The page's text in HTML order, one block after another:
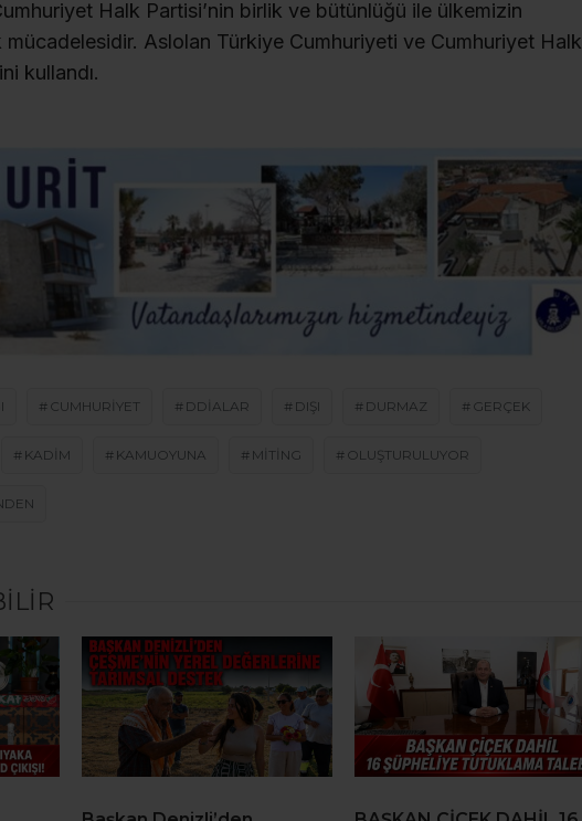
Halk Partisi’nin birlik ve bütünlüğü ile ülkemizin
Aslolan Türkiye Cumhuriyeti ve Cumhuriyet Halk
kullandı.
CUMHURIYET DDIALAR DIŞI DURMAZ GERÇEK
KADIM KAMUOYUNA MITING OLUŞTURULUYOR